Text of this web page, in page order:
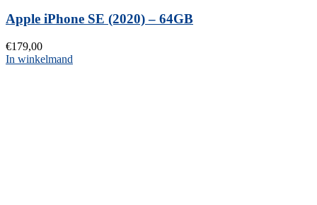
Apple iPhone SE (2020) – 64GB
€179,00
In winkelmand